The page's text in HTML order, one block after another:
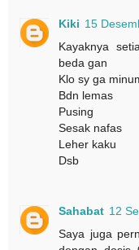
Kiki 15
Kayaknya
beda gan
Klo sy ga
Bdn lemas
Pusing
Sesak nafas
Leher kaku
Dsb
Sahabat 12
Saya juga